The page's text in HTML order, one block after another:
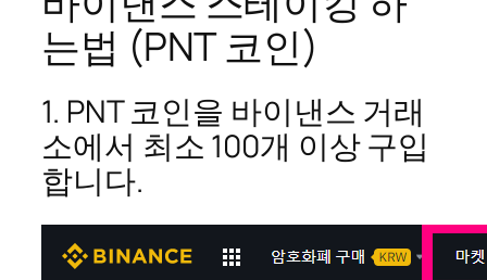
는법 (PNT 코인)
1. PNT 코인을 바이낸스 거래
소에서 최소 100개 이상 구입
합니다.